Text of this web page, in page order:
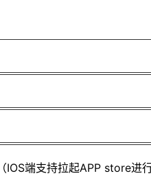
端支持拉起APP store进